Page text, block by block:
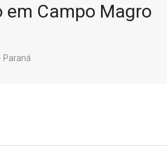
Campo Magro